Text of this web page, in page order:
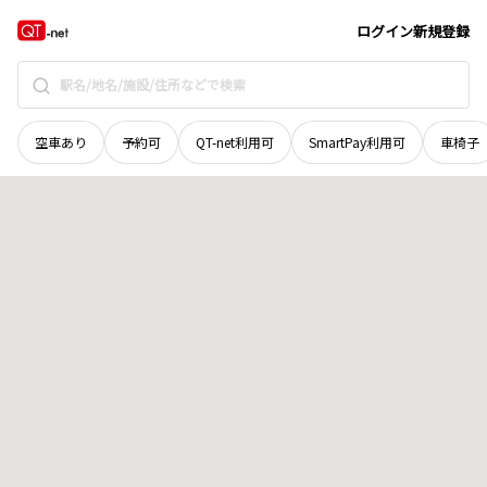
ログイン新規登録
空車あり 予約可 QT-net利用可 SmartPay利用可 車椅子
青森県